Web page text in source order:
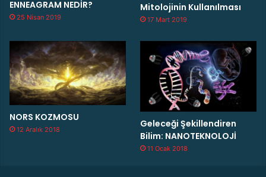
ENNEAGRAM NEDİR?
25 Nisan 2019
Mitolojinin Kullanılması
17 Mart 2019
NORS KOZMOSU
12 Aralık 2018
Geleceği Şekillendiren
Bilim: NANOTEKNOLOJİ
11 Ocak 2018